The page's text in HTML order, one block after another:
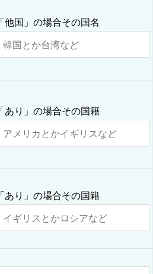
「他国」の場合その国名
「あり」の場合その国籍
「あり」の場合その国籍